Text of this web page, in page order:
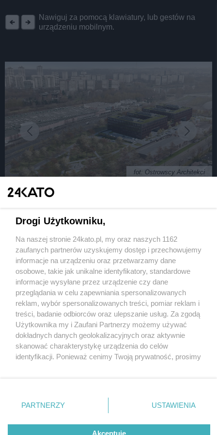
Nawiguj za pomocą klawiatury, lub gestów na
urządzeniu mobilnym.
fot: Ostrowscy Architekci
prokuratur różnego szczebla. Budynek ma
1 / 14
Siedziba prokuratur
Katowice wizualizacje 9
Wydawca mediów lokalnych
Nie zapomnij
zapoznać się z:
polityką prywatności regulamin korzystania z portali
Twojemiasto
Piekary Śląskie
Chorzów
Tarnowskie Góry
Gliwice
Skontakuj sięz nami
Kontakt
Wydawca
Redakcja
Drogi Użytkowniku,
Na naszej stronie 24kato.pl, my oraz naszych 1162
zaufanych partnerów uzyskujemy dostęp i przechowujemy
informacje na urządzeniu oraz przetwarzamy dane
osobowe, takie jak unikalne identyfikatory, standardowe
informacje wysyłane przez urządzenie czy dane
przeglądania w celu zapewniania spersonalizowanych
reklam, wybór spersonalizowanych treści, pomiar reklam i
treści, badanie odbiorców oraz ulepszanie usług. Za zgodą
Użytkownika my i Zaufani Partnerzy możemy używać
dokładnych danych geolokalizacyjnych oraz aktywnie
skanować charakterystykę urządzenia do celów
identyfikacji. Ponieważ cenimy Twoją prywatność, prosimy
prywatności znajdujący się w lewym dolnym rogu strony
. Niektóre rodzaje przetwarzania danych nie wymagają
zgody użytkownika, ale masz prawo sprzeciwić się
takiemu przetwarzaniu. Preferencje będą miały
PARTNERZY USTAWIENIA
Akceptuję